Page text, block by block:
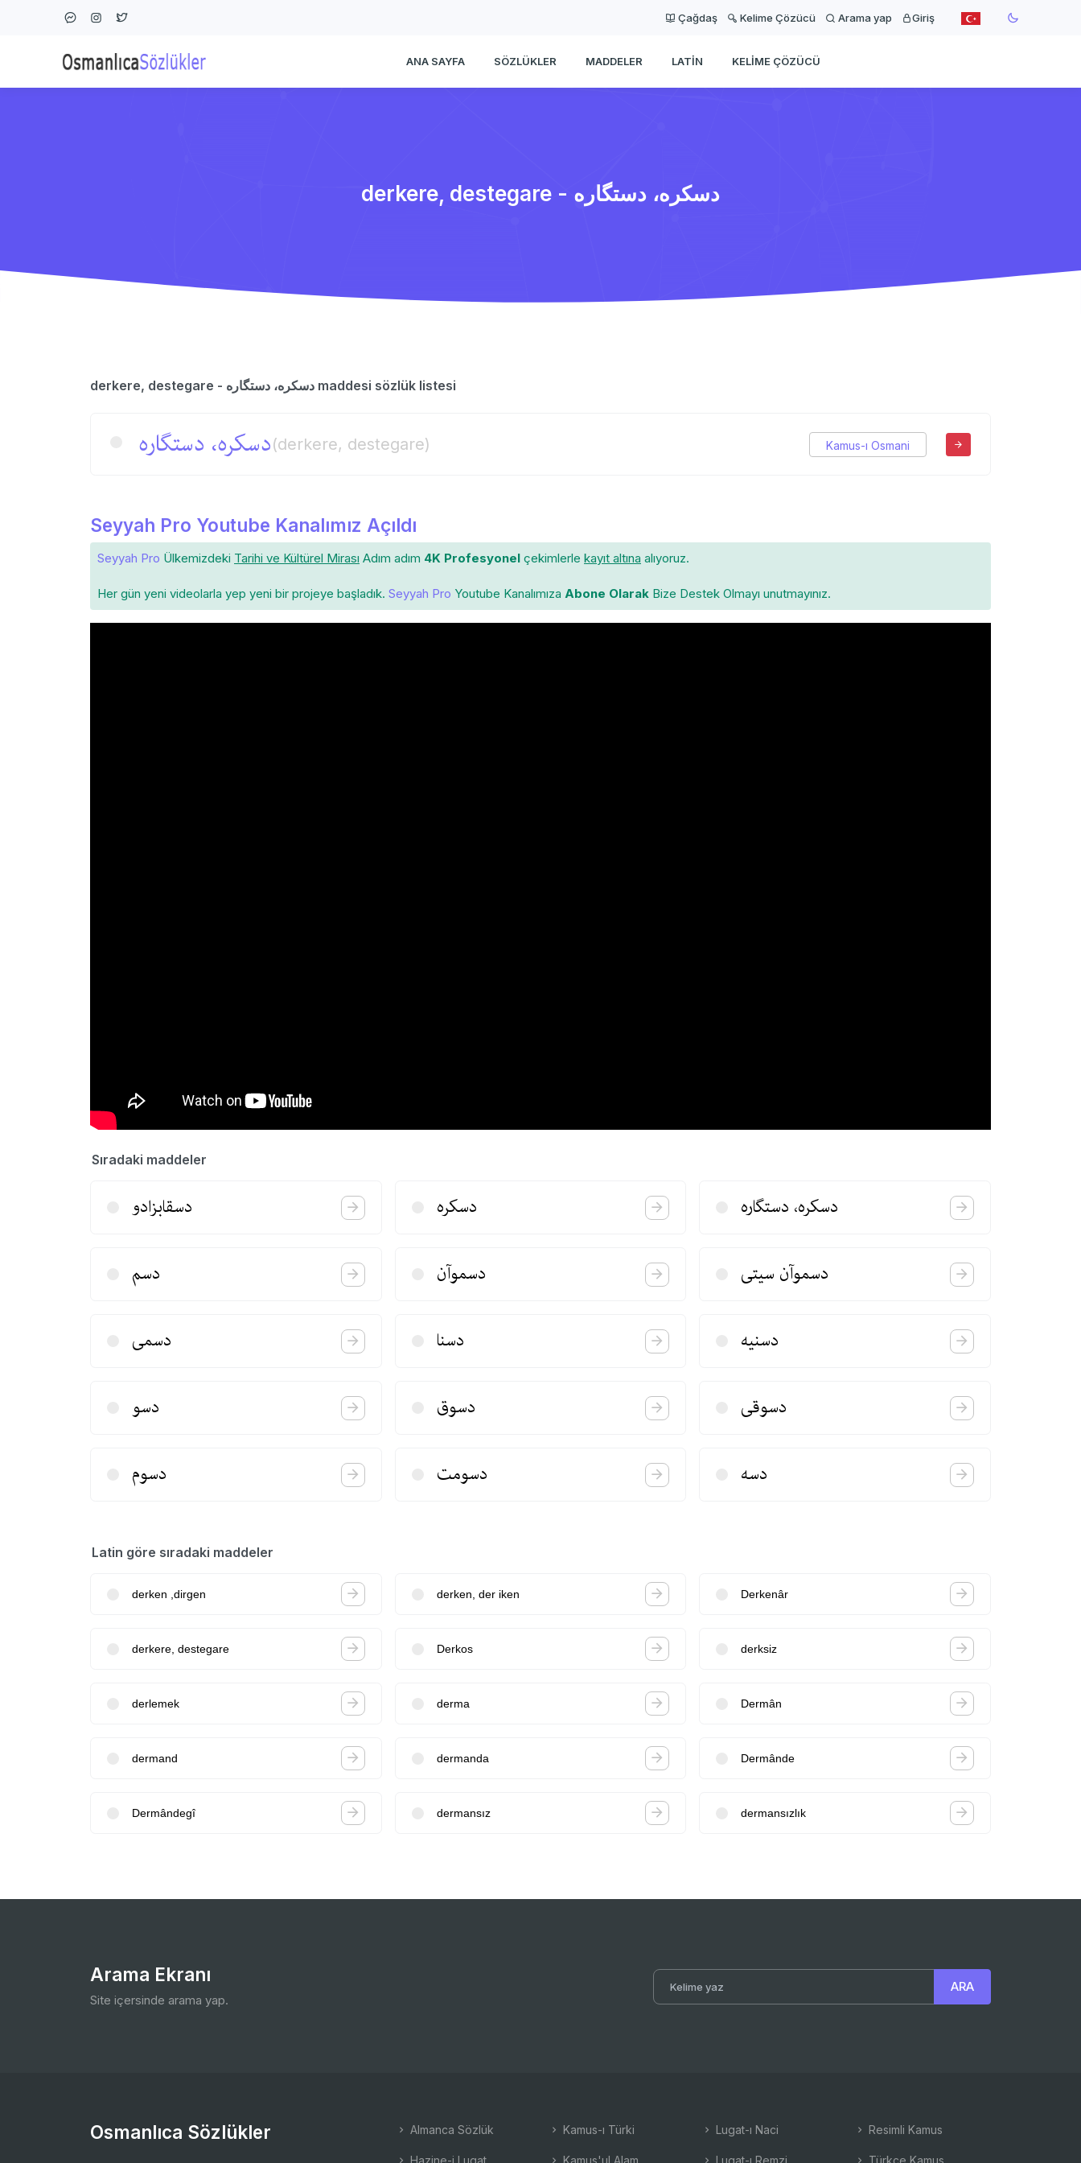
Çağdaş Kelime Çözücü Arama yap Giriş
ANA SAYFA SÖZLÜKLER MADDELER LATIN KELIME ÇÖZÜCÜ
derkere, destegare - دسكره، دستگاره
derkere, destegare - دسكره، دستگاره maddesi sözlük listesi
دسكره، دستگاره(derkere, destegare) Kamus-ı Osmani
Seyyah Pro Youtube Kanalımız Açıldı
Seyyah Pro Ülkemizdeki Tarihi ve Kültürel Mirası Adım adım 4K Profesyonel çekimlerle kayıt altına alıyoruz.
Her gün yeni videolarla yep yeni bir projeye başladık. Seyyah Pro Youtube Kanalımıza Abone Olarak Bize Destek Olmayı unutmayınız.
Sıradaki maddeler
دسقابزادو دسكره دسكره، دستگاره
دسم دسموآن دسموآن سیتی
دسمی دسنا دسنیه
دسو دسوق دسوقی
دسوم دسومت دسه
Latin göre sıradaki maddeler
derken ,dirgen derken, der iken Derkenâr
derkere, destegare Derkos derksiz
derlemek derma Dermân
dermand dermanda Dermânde
Dermândegî dermansız dermansızlık
Arama Ekranı
Site içersinde arama yap.
Osmanlıca Sözlükler Almanca Sözlük
Hazine-i Lugat
Kamus-ı Türki
Kamus'ul Alam
Lugat-ı Naci
Lugat-ı Remzi
Resimli Kamus
Türkçe Kamus